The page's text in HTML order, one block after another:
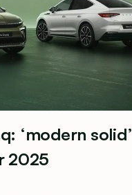
‘modern solid’
2025